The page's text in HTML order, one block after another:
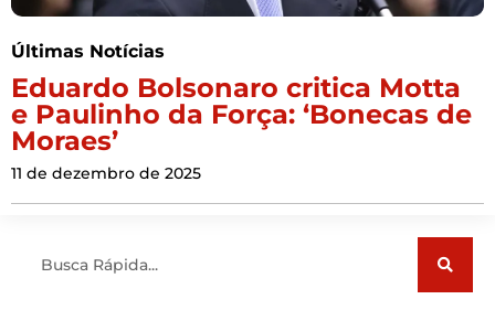
Últimas Notícias
Eduardo Bolsonaro critica Motta
e Paulinho da Força: ‘Bonecas de
Moraes’
11 de dezembro de 2025